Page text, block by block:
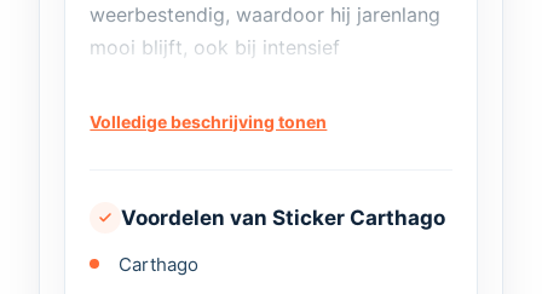
weerbestendig, waardoor hij jarenlang
mooi blijft, ook bij intensief
meegeleverde applicatietape is de
Verkrijgbare formaten
35 cm breed × 9,7 cm hoog
Volledige beschrijving tonen
Voordelen van Sticker Carthago
Carthago